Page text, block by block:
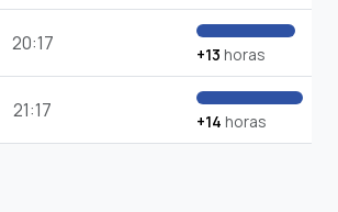
20:17 +13 horas
21:17 +14 horas